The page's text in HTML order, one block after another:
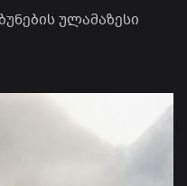
ულამაზესი